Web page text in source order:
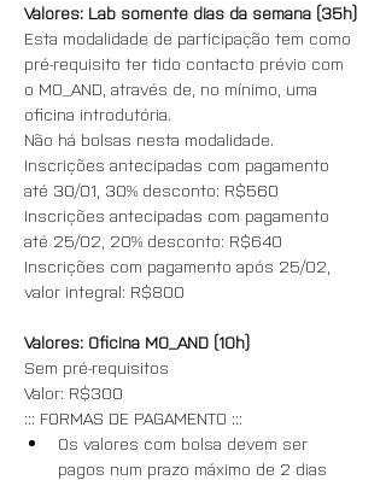
Valores: Lab somente dias da semana (35h)
Esta modalidade de participação tem como
pré-requisito ter tido contacto prévio com
o MO_AND, através de, no mínimo, uma
oficina introdutória.
Não há bolsas nesta modalidade.
Inscrições antecipadas com pagamento
até 30/01, 30% desconto: R$560
Inscrições antecipadas com pagamento
até 25/02, 20% desconto: R$640
Inscrições com pagamento após 25/02,
valor integral: R$800
Valores: Oficina MO_AND (10h)
Sem pré-requisitos
Valor: R$300
::: FORMAS DE PAGAMENTO :::
Os valores com bolsa devem ser
pagos num prazo máximo de 2 dias